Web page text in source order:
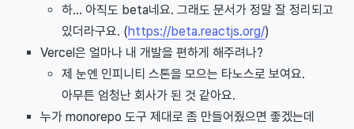
하... 아직도 beta네요. 그래도 문서가 정말 잘 정리되고
있더라구요. (https://beta.reactjs.org/)
Vercel은 얼마나 내 개발을 편하게 해주려나?
제 눈엔 인피니티 스톤을 모으는 타노스로 보여요.
아무튼 엄청난 회사가 된 것 같아요.
누가 monorepo 도구 제대로 좀 만들어줬으면 좋겠는데